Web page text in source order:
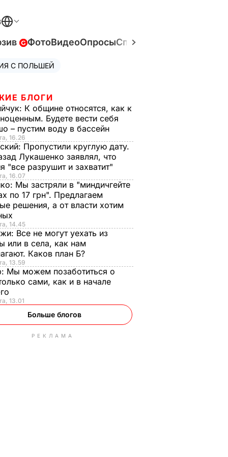
ФотоВидеоОпросыСпецпроекты
С ПОЛЬШЕЙ
БЛОГИ
К общине относятся, как к
Будете вести себя
– пустим воду в бассейн
16.26
Пропустили круглую дату.
Лукашенко заявлял, что
"все разрушит и захватит"
16.07
Мы застряли в "миндичгейте
по 17 грн". Предлагаем
решения, а от власти хотим
14.45
Все не могут уехать из
или в села, как нам
Каков план Б?
13.59
Мы можем позаботиться о
сами, как и в начале
13.01
Больше блогов
РЕКЛАМА